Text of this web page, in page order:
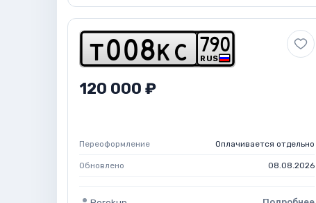
t 0 0 8 k c RUS
790
120 000 ₽
Переоформление Оплачивается отдельно
Обновлено 08.08.2026